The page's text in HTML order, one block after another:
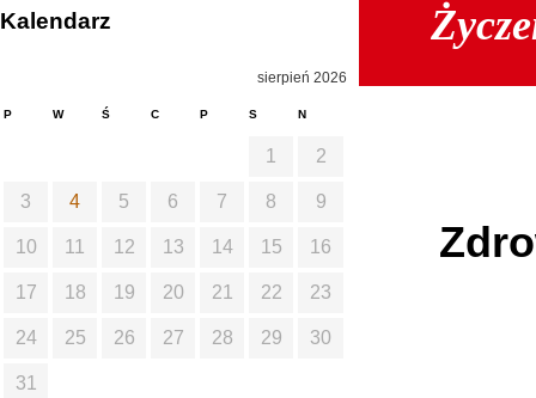
Kalendarz
sierpień 2026
P W Ś C P S N
1 2
3 4 5 6 7 8 9
10 11 12 13 14 15 16
17 18 19 20 21 22 23
24 25 26 27 28 29 30
31